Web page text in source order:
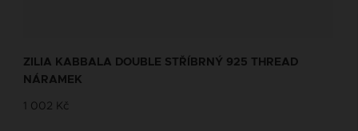
ZILIA KABBALA DOUBLE STŘÍBRNÝ 925 THREAD
NÁRAMEK
1 002 Kč